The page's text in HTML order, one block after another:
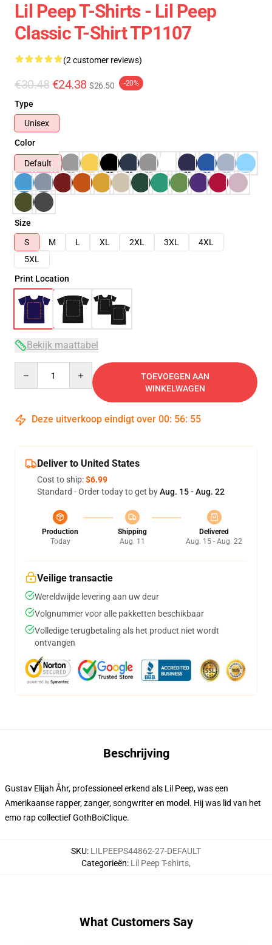
Lil Peep T-Shirts - Lil Peep
Classic T-Shirt TP1107
(2 customer reviews)
€30.48 €24.38 $26.50 -20%
Type
Unisex
Color
Default
Size
S
M L XL 2XL 3XL
4XL
5XL
Print Location
Bekijk maattabel
TOEVOEGEN AAN
WINKELWAGEN
Deze uitverkoop eindigt over 00: 56: 54
Deliver to United States
Cost to ship:$6.99
Standard - Order today to get byAug. 15 - Aug. 22
Production
Today
Shipping
Aug. 11
Delivered
Aug. 15 - Aug. 22
Veilige transactie
Wereldwijde levering aan uw deur
Volgnummer voor alle pakketten beschikbaar
Volledige terugbetaling als het product niet wordt
ontvangen
Beschrijving
Gustav Elijah Åhr, professioneel erkend als Lil Peep, was een
Amerikaanse rapper, zanger, songwriter en model. Hij was lid van het
emo rap collectief GothBoiClique.
SKU: LILPEEPS44862-27-DEFAULT
Categorieën: Lil Peep T-shirts,
What Customers Say